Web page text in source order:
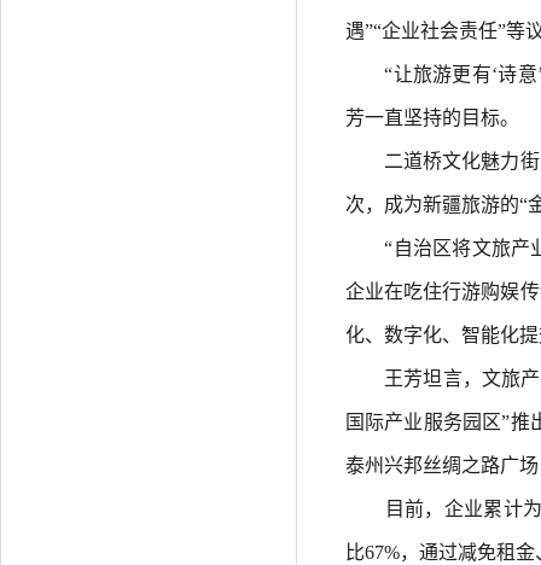
遇”“企业社会责任”等
“让旅游更有‘诗意’
芳一直坚持的目标。
二道桥文化魅力街
次，成为新疆旅游的“
“自治区将文旅产业
企业在吃住行游购娱
化、数字化、智能化
王芳坦言，文旅产
国际产业服务园区”
泰州兴邦丝绸之路广
目前，企业累计为
比67%，通过减免租